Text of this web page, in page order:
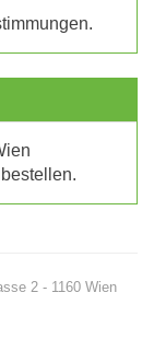
2 - 1160 Wien